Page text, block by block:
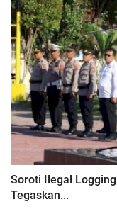
Soroti Ilegal
Tegaskan...